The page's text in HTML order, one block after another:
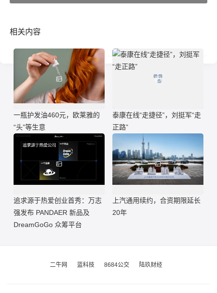
相关内容
一瓶护发油460元，欧莱雅的
“头”等生意
泰康在线“走捷径”，刘挺军“走
正路”
追求源于热爱创业首秀：万志
强发布 PANDAER 新品及
DreamGoGo 众筹平台
上汽通用续约，合资期限延长
20年
二牛网 蓝科技 8684公交 陆玖财经